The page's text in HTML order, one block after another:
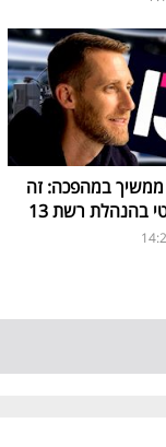
במהפכה: זה
בהנהלת רשת 13